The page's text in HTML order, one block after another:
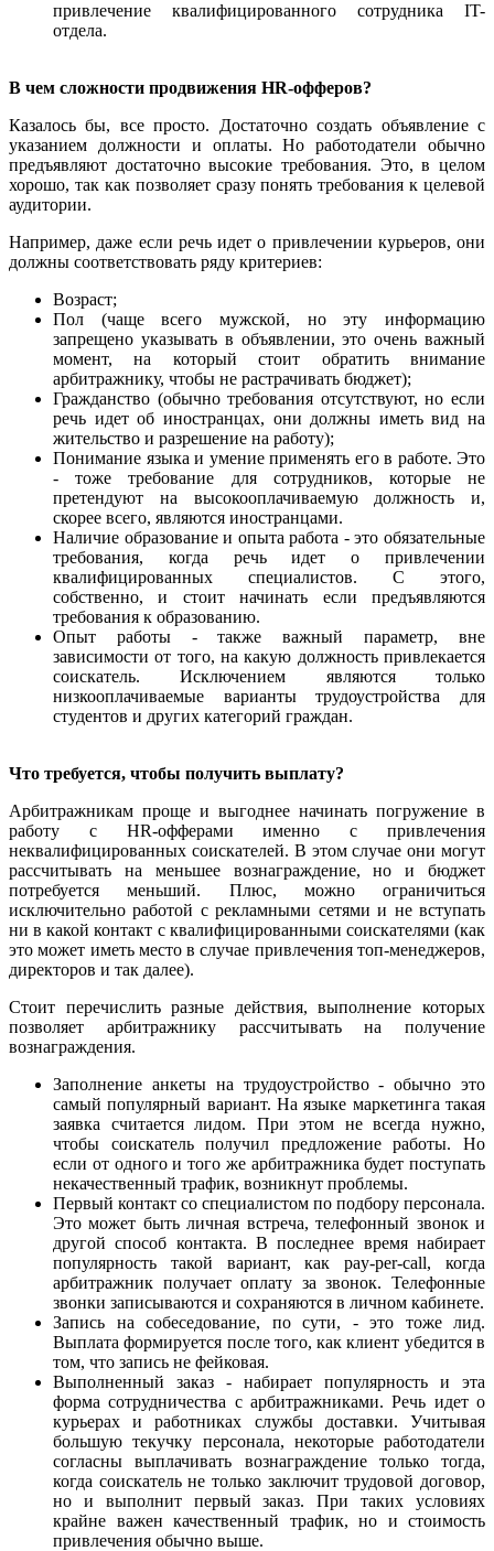
привлечение квалифицированного сотрудника IT-
отдела.
В чем сложности продвижения HR-офферов?
Казалось бы, все просто. Достаточно создать объявление с
указанием должности и оплаты. Но работодатели обычно
предъявляют достаточно высокие требования. Это, в целом
хорошо, так как позволяет сразу понять требования к целевой
аудитории.
Например, даже если речь идет о привлечении курьеров, они
должны соответствовать ряду критериев:
Возраст;
Пол (чаще всего мужской, но эту информацию
запрещено указывать в объявлении, это очень важный
момент, на который стоит обратить внимание
арбитражнику, чтобы не растрачивать бюджет);
Гражданство (обычно требования отсутствуют, но если
речь идет об иностранцах, они должны иметь вид на
жительство и разрешение на работу);
Понимание языка и умение применять его в работе. Это
- тоже требование для сотрудников, которые не
претендуют на высокооплачиваемую должность и,
скорее всего, являются иностранцами.
Наличие образование и опыта работа - это обязательные
требования, когда речь идет о привлечении
квалифицированных специалистов. С этого,
собственно, и стоит начинать если предъявляются
требования к образованию.
Опыт работы - также важный параметр, вне
зависимости от того, на какую должность привлекается
соискатель. Исключением являются только
низкооплачиваемые варианты трудоустройства для
студентов и других категорий граждан.
Что требуется, чтобы получить выплату?
Арбитражникам проще и выгоднее начинать погружение в
работу с HR-офферами именно с привлечения
неквалифицированных соискателей. В этом случае они могут
рассчитывать на меньшее вознаграждение, но и бюджет
потребуется меньший. Плюс, можно ограничиться
исключительно работой с рекламными сетями и не вступать
ни в какой контакт с квалифицированными соискателями (как
это может иметь место в случае привлечения топ-менеджеров,
директоров и так далее).
Стоит перечислить разные действия, выполнение которых
позволяет арбитражнику рассчитывать на получение
вознаграждения.
Заполнение анкеты на трудоустройство - обычно это
самый популярный вариант. На языке маркетинга такая
заявка считается лидом. При этом не всегда нужно,
чтобы соискатель получил предложение работы. Но
если от одного и того же арбитражника будет поступать
некачественный трафик, возникнут проблемы.
Первый контакт со специалистом по подбору персонала.
Это может быть личная встреча, телефонный звонок и
другой способ контакта. В последнее время набирает
популярность такой вариант, как pay-per-call, когда
арбитражник получает оплату за звонок. Телефонные
звонки записываются и сохраняются в личном кабинете.
Запись на собеседование, по сути, - это тоже лид.
Выплата формируется после того, как клиент убедится в
том, что запись не фейковая.
Выполненный заказ - набирает популярность и эта
форма сотрудничества с арбитражниками. Речь идет о
курьерах и работниках службы доставки. Учитывая
большую текучку персонала, некоторые работодатели
согласны выплачивать вознаграждение только тогда,
когда соискатель не только заключит трудовой договор,
но и выполнит первый заказ. При таких условиях
крайне важен качественный трафик, но и стоимость
привлечения обычно выше.